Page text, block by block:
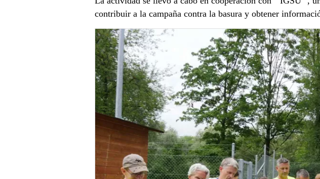
contribuir a la campaña contra la basura y obtener